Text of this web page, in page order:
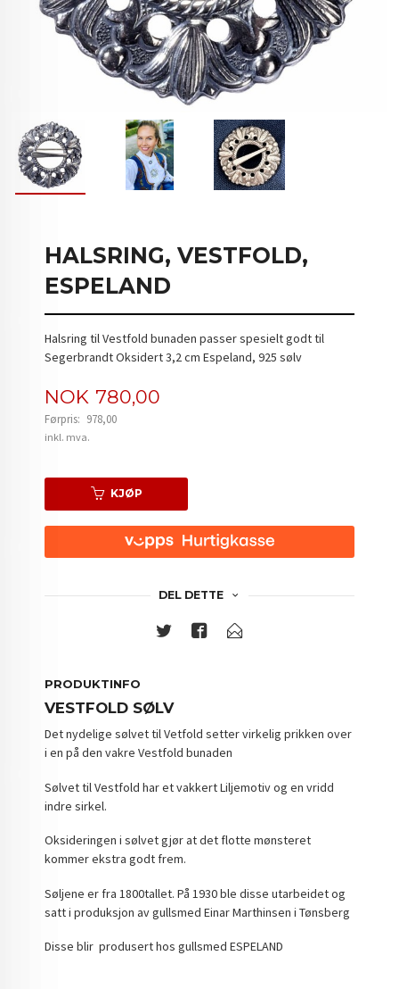
HALSRING, VESTFOLD,
ESPELAND
Halsring til Vestfold bunaden passer spesielt godt til
Segerbrandt Oksidert 3,2 cm Espeland, 925 sølv
Tilbud
NOK 780,00
Førpris: 978,00
Rabatt
inkl. mva.
KJØP
DEL DETTE
PRODUKTINFO
VESTFOLD SØLV
Det nydelige sølvet til Vetfold setter virkelig prikken over
i en på den vakre Vestfold bunaden
Sølvet til Vestfold har et vakkert Liljemotiv og en vridd
indre sirkel.
Oksideringen i sølvet gjør at det flotte mønsteret
kommer ekstra godt frem.
Søljene er fra 1800tallet. På 1930 ble disse utarbeidet og
satt i produksjon av gullsmed Einar Marthinsen i Tønsberg
Disse blir produsert hos gullsmed ESPELAND